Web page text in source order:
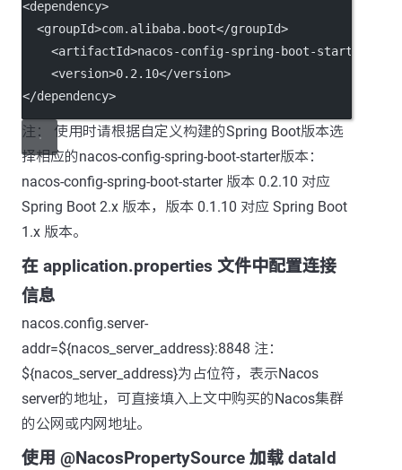
<dependency>
  <groupId>com.alibaba.boot</groupId>
<artifactId>nacos-config-spring-boot-starter</
    <version>0.2.10</version>
</dependency>
注： 使用时请根据自定义构建的Spring Boot版本选
择相应的nacos-config-spring-boot-starter版本：
nacos-config-spring-boot-starter 版本 0.2.10 对应
Spring Boot 2.x 版本，版本 0.1.10 对应 Spring Boot
1.x 版本。
在 application.properties 文件中配置连接
信息
nacos.config.server-
addr=${nacos_server_address}:8848 注：
${nacos_server_address}为占位符，表示Nacos
server的地址，可直接填入上文中购买的Nacos集群
的公网或内网地址。
使用 @NacosPropertySource 加载 dataId